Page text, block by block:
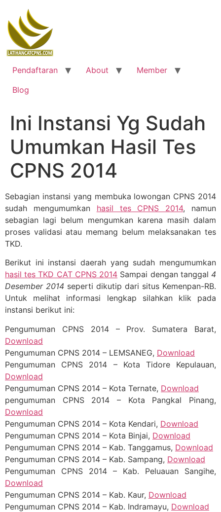
content
Pendaftaran About
Member
Blog
Ini Instansi Yg Sudah
Umumkan Hasil Tes
CPNS 2014
Sebagian instansi yang membuka lowongan CPNS 2014
sudah mengumumkan hasil tes CPNS 2014, namun
sebagian lagi belum mengumkan karena masih dalam
proses validasi atau memang belum melaksanakan tes
TKD.
Berikut ini instansi daerah yang sudah mengumumkan
hasil tes TKD CAT CPNS 2014 Sampai dengan tanggal4
Desember 2014 seperti dikutip dari situs Kemenpan-RB.
Untuk melihat informasi lengkap silahkan klik pada
instansi berikut ini:
Pengumuman CPNS 2014 – Prov. Sumatera Barat,
Download
Pengumuman CPNS 2014 – LEMSANEG, Download
Pengumuman CPNS 2014 – Kota Tidore Kepulauan,
Download
Pengumuman CPNS 2014 – Kota Ternate, Download
pengumuman CPNS 2014 – Kota Pangkal Pinang,
Download
Pengumuman CPNS 2014 – Kota Kendari, Download
Pengumuman CPNS 2014 – Kota Binjai, Download
Pengumuman CPNS 2014 – Kab. Tanggamus, Download
Pengumuman CPNS 2014 – Kab. Sampang, Download
Pengumuman CPNS 2014 – Kab. Peluauan Sangihe,
Download
Pengumuman CPNS 2014 – Kab. Kaur, Download
Pengumuman CPNS 2014 – Kab. Indramayu, Download